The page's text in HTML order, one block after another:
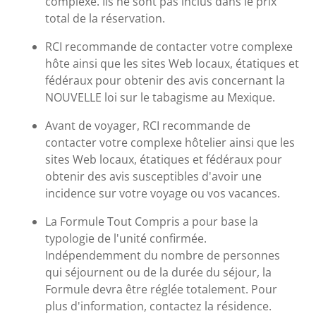
total de la réservation.
RCI recommande de contacter votre complexe
hôte ainsi que les sites Web locaux, étatiques et
fédéraux pour obtenir des avis concernant la
NOUVELLE loi sur le tabagisme au Mexique.
Avant de voyager, RCI recommande de
contacter votre complexe hôtelier ainsi que les
sites Web locaux, étatiques et fédéraux pour
obtenir des avis susceptibles d'avoir une
incidence sur votre voyage ou vos vacances.
La Formule Tout Compris a pour base la
typologie de l'unité confirmée.
Indépendemment du nombre de personnes
qui séjournent ou de la durée du séjour, la
Formule devra être réglée totalement. Pour
plus d'information, contactez la résidence.